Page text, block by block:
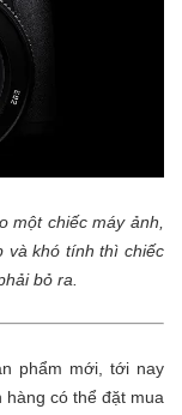
một chiếc máy ảnh,
và khó tính thì chiếc
bỏ ra.
phẩm mới, tới nay
hàng có thể đặt mua